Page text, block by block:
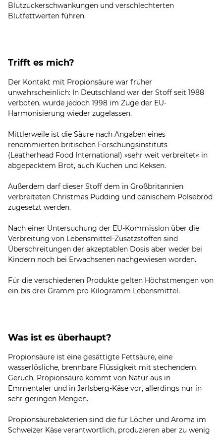
Blutzuckerschwankungen und verschlechterten
Trifft es mich?
Der Kontakt mit Propionsäure war früher
unwahrscheinlich: In Deutschland war der Stoff seit 1988
verboten, wurde jedoch 1998 im Zuge der EU-
Harmonisierung wieder zugelassen.
Mittlerweile ist die Säure nach Angaben eines
renommierten britischen Forschungsinstituts
(Leatherhead Food International) »sehr weit verbreitet« in
abgepacktem Brot, auch Kuchen und Keksen.
Außerdem darf dieser Stoff dem in Großbritannien
verbreiteten Christmas Pudding und dänischem Polsebröd
zugesetzt werden.
Nach einer Untersuchung der EU-Kommission über die
Verbreitung von Lebensmittel-Zusatzstoffen sind
Überschreitungen der akzeptablen Dosis aber weder bei
Kindern noch bei Erwachsenen nachgewiesen worden.
Für die verschiedenen Produkte gelten Höchstmengen von
Was ist es überhaupt?
Propionsäure ist eine gesättigte Fettsäure, eine
wasserlösliche, brennbare Flüssigkeit mit stechendem
Geruch. Propionsäure kommt von Natur aus in
Emmentaler und in Jarlsberg-Käse vor, allerdings nur in
sehr geringen Mengen.
Propionsäurebakterien sind die für Löcher und Aroma im
Schweizer Käse verantwortlich, produzieren aber zu wenig